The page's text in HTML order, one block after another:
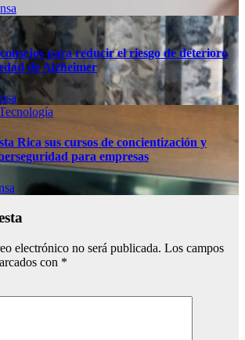
para reducir el riesgo de deterioro
de Alzheimer
Rica sus cursos de concientización y
para empresas
electrónico no será publicada. Los campos
con *